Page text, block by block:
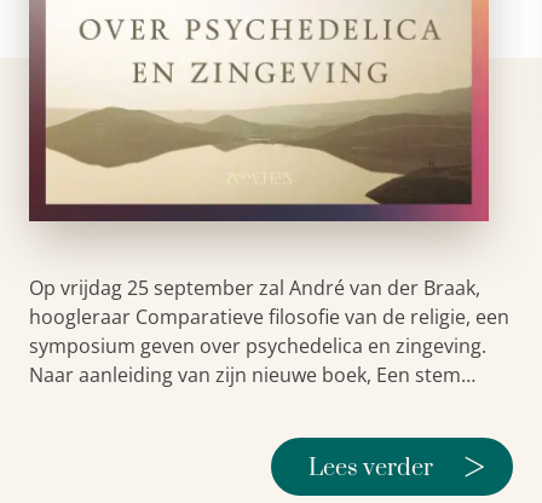
Op vrijdag 25 september zal André van der Braak,
hoogleraar Comparatieve filosofie van de religie, een
symposium geven over psychedelica en zingeving.
Naar aanleiding van zijn nieuwe boek, Een stem…
Lees verder >